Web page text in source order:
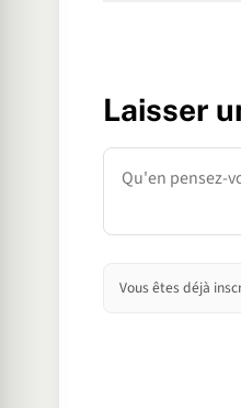
Laisser
Commentaire
Vous êtes déjà